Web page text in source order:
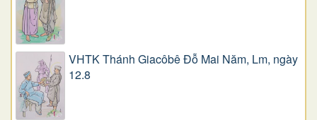
VHTK Thánh Giacôbê Ðỗ Mai Năm, Lm, ngày
12.8